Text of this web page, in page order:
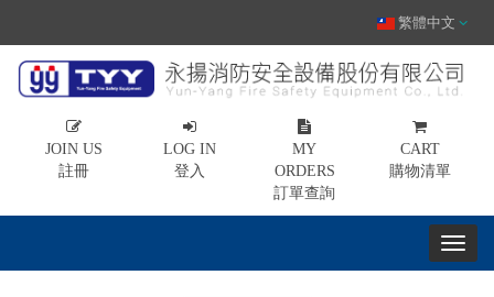
繁體中文
JOIN US
註冊
LOG IN
登入
MY
ORDERS
訂單查詢
CART
購物清單